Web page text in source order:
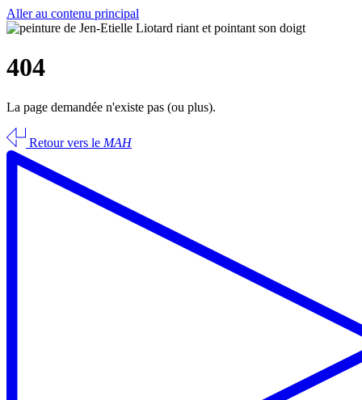
Aller au contenu principal
404
La page demandée n'existe pas (ou plus).
Retour vers le MAH